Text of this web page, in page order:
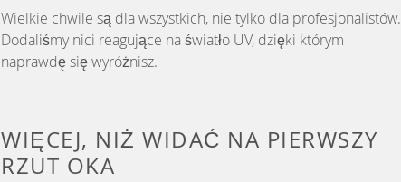
Wielkie chwile są dla wszystkich, nie tylko dla profesjonalistów.
Dodaliśmy nici reagujące na światło UV, dzięki którym
naprawdę się wyróżnisz.
WIĘCEJ, NIŻ WIDAĆ NA PIERWSZY
RZUT OKA